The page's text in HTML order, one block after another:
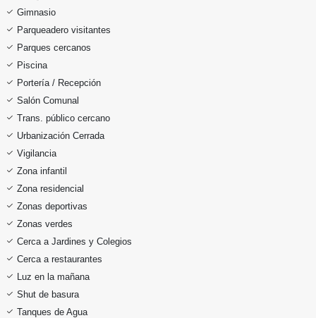
Gimnasio
Parqueadero visitantes
Parques cercanos
Piscina
Portería / Recepción
Salón Comunal
Trans. público cercano
Urbanización Cerrada
Vigilancia
Zona infantil
Zona residencial
Zonas deportivas
Zonas verdes
Cerca a Jardines y Colegios
Cerca a restaurantes
Luz en la mañana
Shut de basura
Tanques de Agua